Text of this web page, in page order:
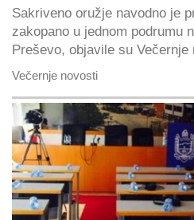
Sakriveno oružje navodno je
zakopano u jednom podrumu
Preševo, objavile su
Večernje novosti